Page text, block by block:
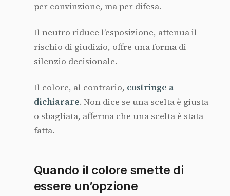
per convinzione, ma per difesa.
Il neutro riduce l’esposizione, attenua il
rischio di giudizio, offre una forma di
silenzio decisionale.
Il colore, al contrario, costringe a
dichiarare. Non dice se una scelta è giusta
o sbagliata, afferma che una scelta è stata
fatta.
Quando il colore smette di
essere un’opzione